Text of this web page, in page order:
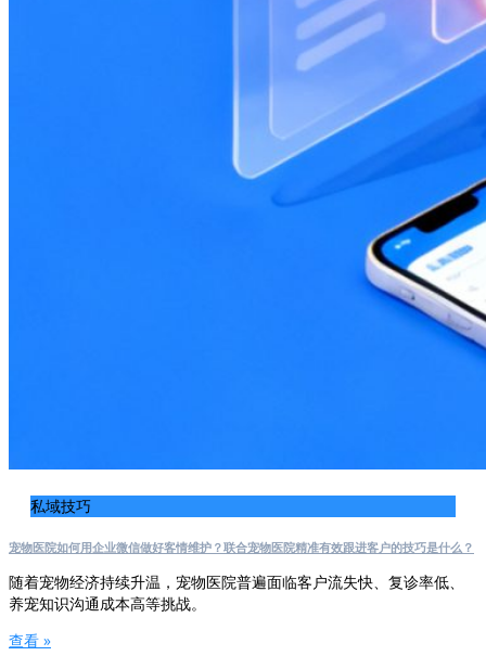
私域技巧
宠物医院如何用企业微信做好客情维护？联合宠物医院精准有效跟进客户的技巧是什么？
随着宠物经济持续升温，宠物医院普遍面临客户流失快、复诊率低、
养宠知识沟通成本高等挑战。
查看 »